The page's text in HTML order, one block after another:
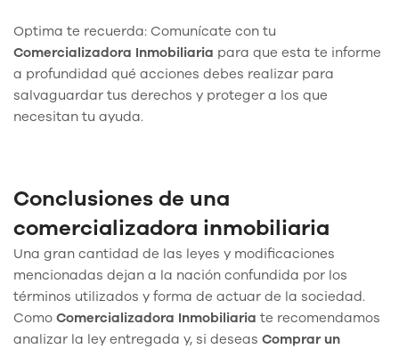
Optima te recuerda: Comunícate con tu
Comercializadora Inmobiliaria para que esta te informe
a profundidad qué acciones debes realizar para
salvaguardar tus derechos y proteger a los que
necesitan tu ayuda.
Conclusiones de una
comercializadora inmobiliaria
Una gran cantidad de las leyes y modificaciones
mencionadas dejan a la nación confundida por los
términos utilizados y forma de actuar de la sociedad.
Como Comercializadora Inmobiliaria te recomendamos
analizar la ley entregada y, si deseas Comprar un